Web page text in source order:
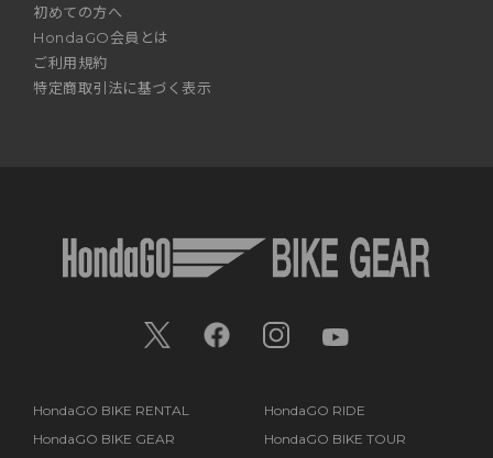
初めての方へ
HondaGO会員とは
ご利用規約
特定商取引法に基づく表示
HondaGO BIKE RENTAL
HondaGO RIDE
HondaGO BIKE GEAR
HondaGO BIKE TOUR